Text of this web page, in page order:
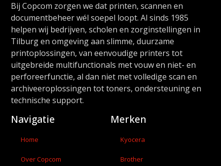
Bij Copcom zorgen we dat printen, scannen en
documentbeheer wél soepel loopt. Al sinds 1985
helpen wij bedrijven, scholen en zorginstellingen in
Tilburg en omgeving aan slimme, duurzame
printoplossingen, van eenvoudige printers tot
uitgebreide multifunctionals met vouw en niet- en
perforeerfunctie, al dan niet met volledige scan en
archiveeroplossingen tot toners, ondersteuning en
technische support.
Navigatie
Home
Over Copcom
Merken
Kyocera
Brother